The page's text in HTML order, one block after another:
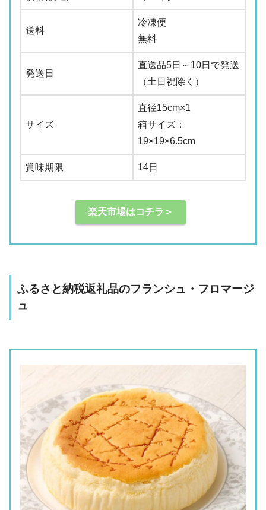
送料
冷凍便
無料
発送日
直送品5日～10日で発送
（土日祝除く）
サイズ
直径15cm×1
箱サイズ：
19×19×6.5cm
賞味期限 14日
楽天市場はコチラ＞
ふるさと納税返礼品のフランシュ・フロマージ
ュ